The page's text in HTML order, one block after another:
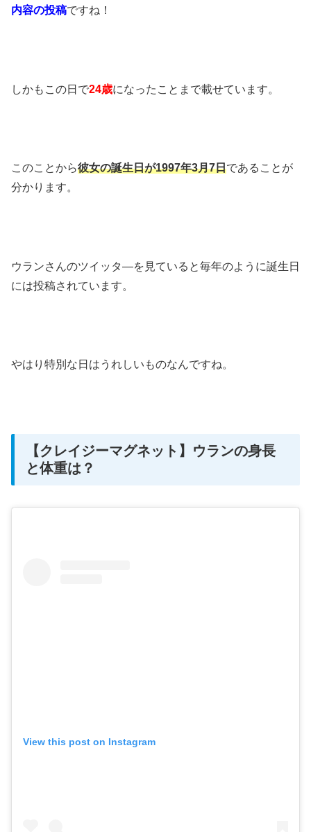
内容の投稿ですね！
しかもこの日で24歳になったことまで載せています。
このことから彼女の誕生日が1997年3月7日であることが
分かります。
ウランさんのツイッタ―を見ていると毎年のように誕生日
には投稿されています。
やはり特別な日はうれしいものなんですね。
【クレイジーマグネット】ウランの身長
と体重は？
View this post on Instagram